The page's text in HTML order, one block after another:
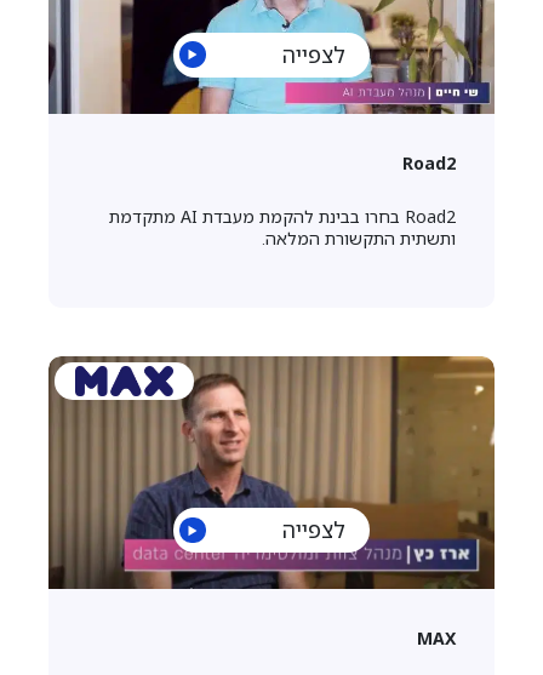
לצפייה
Road2
Road2 בחרו בבינת להקמת מעבדת AI מתקדמת
ותשתית התקשורת המלאה.
לצפייה
MAX